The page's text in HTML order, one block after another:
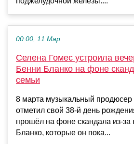
00:00, 11 Мар
Селена Гомес устроила
Бенни Бланко на фоне
семьи
8 марта музыкальный
отметил свой 38-й день
прошёл на фоне скандала из-за
Бланко, которые он пока...